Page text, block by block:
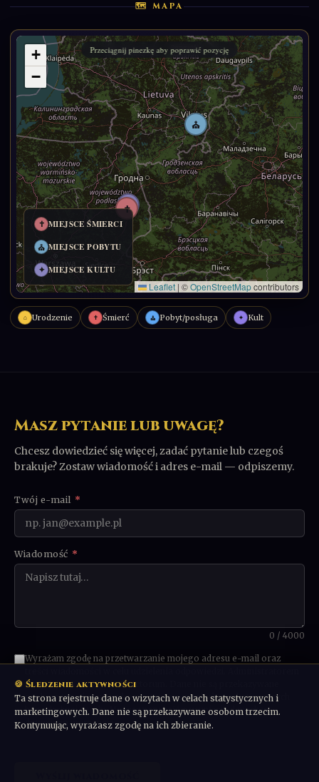
🗺 MAPA
⌂ Urodzenie ✝ Śmierć ⛪ Pobyt/posługa ✦ Kult
Masz pytanie lub uwagę?
Chcesz dowiedzieć się więcej, zadać pytanie lub czegoś
brakuje? Zostaw wiadomość i adres e-mail — odpiszemy.
Twój e-mail *
Wiadomość *
0 / 4000
Wyrażam zgodę na przetwarzanie mojego adresu e-mail oraz
danych jest Communio Sanctorum. Dane nie są przekazywane
osobom trzecim ani wykorzystywane w celach marketingowych
bez odrębnej zgody. Możesz poprosić o usunięcie danych w
dowolnym momencie.
🍪 Śledzenie aktywności
Ta strona rejestruje dane o wizytach w celach statystycznych i
marketingowych. Dane nie są przekazywane osobom trzecim.
Kontynuując, wyrażasz zgodę na ich zbieranie.